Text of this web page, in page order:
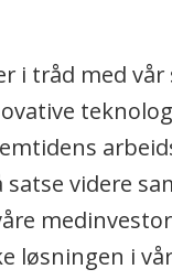
i tråd med
satse videre
løsningen i